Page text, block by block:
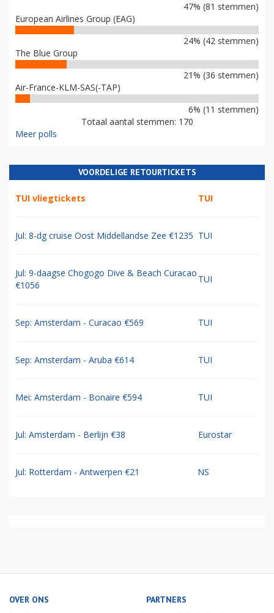
47% (81 stemmen)
European Airlines Group (EAG)
24% (42 stemmen)
The Blue Group
21% (36 stemmen)
Air-France-KLM-SAS(-TAP)
6% (11 stemmen)
Totaal aantal stemmen: 170
Meer polls
VOORDELIGE RETOURTICKETS
TUI vliegtickets TUI
Jul: 8-dg cruise Oost Middellandse Zee €1235 TUI
Jul: 9-daagse Chogogo Dive & Beach Curacao
€1056
TUI
Sep: Amsterdam - Curacao €569 TUI
Sep: Amsterdam - Aruba €614 TUI
Mei: Amsterdam - Bonaire €594 TUI
Jul: Amsterdam - Berlijn €38 Eurostar
Jul: Rotterdam - Antwerpen €21 NS
OVER ONS PARTNERS